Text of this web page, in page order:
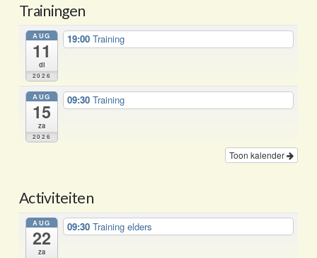
Trainingen
AUG
11
di
2026
19:00Training
AUG
15
za
2026
09:30Training
Toon kalender
Activiteiten
AUG
22
za
09:30Training elders